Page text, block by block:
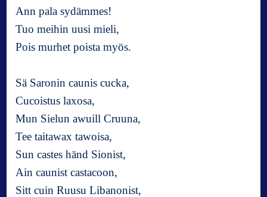
Ann pala sydämmes!
Tuo meihin uusi mieli,
Pois murhet poista myös.
Sä Saronin caunis cucka,
Cucoistus laxosa,
Mun Sielun awuill Cruuna,
Tee taitawax tawoisa,
Sun castes händ Sionist,
Ain caunist castacoon,
Sitt cuin Ruusu Libanonist,